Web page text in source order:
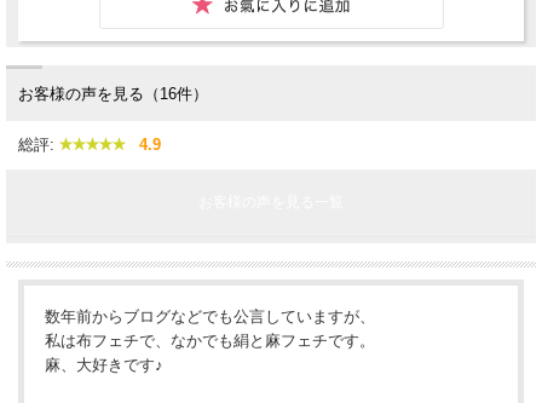
お客様の声を見る（16件）
総評: 4.9
数年前からブログなどでも公言していますが、
私は布フェチで、なかでも絹と麻フェチです。
麻、大好きです♪